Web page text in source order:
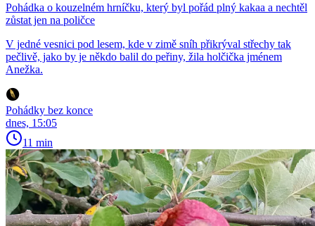
Pohádka o kouzelném hrníčku, který byl pořád plný kakaa a nechtěl
zůstat jen na poličce
V jedné vesnici pod lesem, kde v zimě sníh přikrýval střechy tak
pečlivě, jako by je někdo balil do peřiny, žila holčička jménem
Anežka.
Pohádky bez konce
dnes, 15:05
11 min